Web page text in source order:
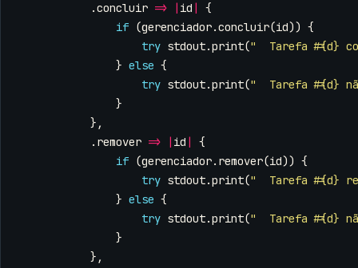
.concluir => | id |
{
if (gerenciador.concluir(id)) {
try stdout.print("  Tarefa #{d}
} else {
try stdout.print("  Tarefa #{d}
}
},
. remover => | id |
{
if (gerenciador. remover(id)) {
try stdout.print("  Tarefa #{d}
} else {
try stdout.print("  Tarefa #{d}
}
},